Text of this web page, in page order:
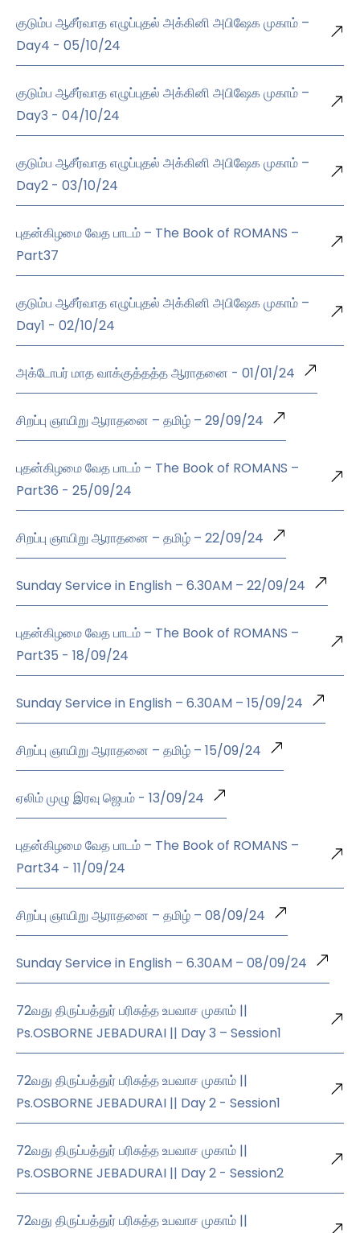
குடும்ப ஆசீர்வாத எழுப்புதல் அக்கினி அபிஷேக முகாம் –
Day4 - 05/10/24
குடும்ப ஆசீர்வாத எழுப்புதல் அக்கினி அபிஷேக முகாம் –
Day3 - 04/10/24
குடும்ப ஆசீர்வாத எழுப்புதல் அக்கினி அபிஷேக முகாம் –
Day2 - 03/10/24
புதன்கிழமை வேத பாடம் – The Book of ROMANS –
Part37
குடும்ப ஆசீர்வாத எழுப்புதல் அக்கினி அபிஷேக முகாம் –
Day1 - 02/10/24
அக்டோபர் மாத வாக்குத்தத்த ஆராதனை - 01/01/24
சிறப்பு ஞாயிறு ஆராதனை – தமிழ் – 29/09/24
புதன்கிழமை வேத பாடம் – The Book of ROMANS –
Part36 - 25/09/24
சிறப்பு ஞாயிறு ஆராதனை – தமிழ் – 22/09/24
Sunday Service in English – 6.30AM – 22/09/24
புதன்கிழமை வேத பாடம் – The Book of ROMANS –
Part35 - 18/09/24
Sunday Service in English – 6.30AM – 15/09/24
சிறப்பு ஞாயிறு ஆராதனை – தமிழ் – 15/09/24
ஏலிம் முழு இரவு ஜெபம் - 13/09/24
புதன்கிழமை வேத பாடம் – The Book of ROMANS –
Part34 - 11/09/24
சிறப்பு ஞாயிறு ஆராதனை – தமிழ் – 08/09/24
Sunday Service in English – 6.30AM – 08/09/24
72வது திருப்பத்துர் பரிசுத்த உபவாச முகாம் ||
Ps.OSBORNE JEBADURAI || Day 3 – Session1
72வது திருப்பத்துர் பரிசுத்த உபவாச முகாம் ||
Ps.OSBORNE JEBADURAI || Day 2 - Session1
72வது திருப்பத்துர் பரிசுத்த உபவாச முகாம் ||
Ps.OSBORNE JEBADURAI || Day 2 - Session2
72வது திருப்பத்துர் பரிசுத்த உபவாச முகாம் ||